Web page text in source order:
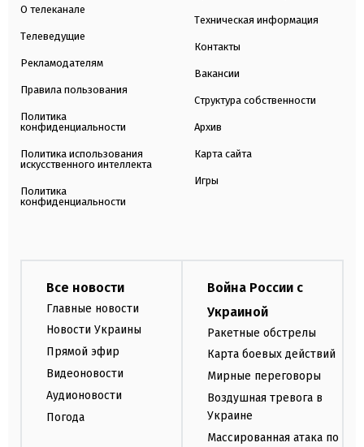
О телеканале
Телеведущие
Рекламодателям
Правила пользования
Политика
конфиденциальности
Политика использования
искусственного интеллекта
Политика
конфиденциальности
Техническая информация
Контакты
Вакансии
Структура собственности
Архив
Карта сайта
Игры
Все новости
Главные новости
Новости Украины
Прямой эфир
Видеоновости
Аудионовости
Погода
Война России с
Украиной
Ракетные обстрелы
Карта боевых действий
Мирные переговоры
Воздушная тревога в
Украине
Массированная атака по